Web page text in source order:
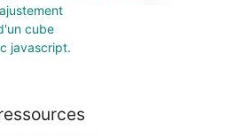
cube
javascript.